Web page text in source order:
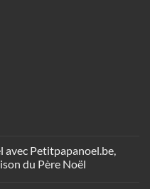
avec Petitpapanoel.be,
du Père Noël